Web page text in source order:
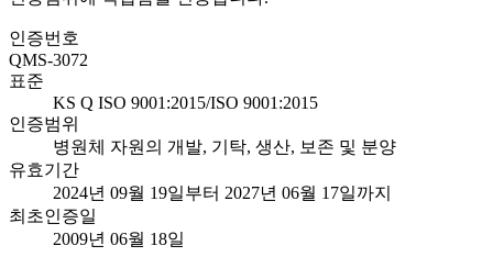
인증번호
QMS-3072
표준
KS Q ISO 9001:2015/ISO 9001:2015
인증범위
병원체 자원의 개발, 기탁, 생산, 보존 및 분양
유효기간
2024년 09월 19일부터 2027년 06월 17일까지
최초인증일
2009년 06월 18일